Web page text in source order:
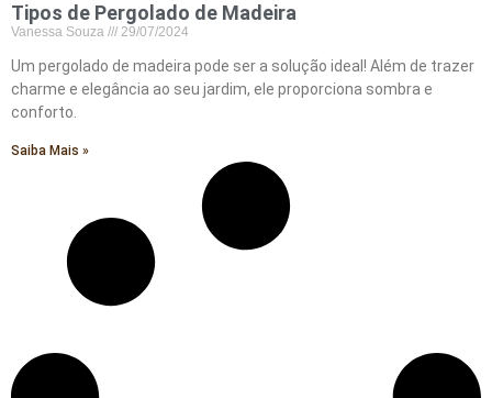
Tipos de Pergolado de Madeira
Vanessa Souza 29/07/2024
Um pergolado de madeira pode ser a solução ideal! Além de trazer
charme e elegância ao seu jardim, ele proporciona sombra e
conforto.
Saiba Mais »